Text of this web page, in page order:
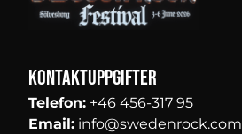
Kontaktuppgifter
Telefon: +46 456-317 95
Email: info@swedenrock.com